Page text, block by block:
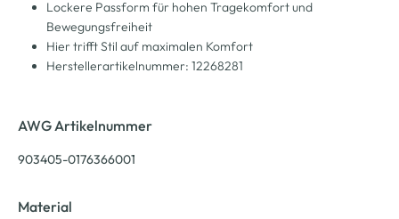
Lockere Passform für hohen Tragekomfort und
Bewegungsfreiheit
Hier trifft Stil auf maximalen Komfort
Herstellerartikelnummer: 12268281
AWG Artikelnummer
903405-0176366001
Material